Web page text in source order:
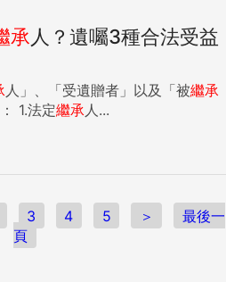
承 人？遺囑3種合法受益
人」、「受遺贈者」以及「被繼承
人生前繼續扶養之人」3種： 1.法定繼承 人...
3 4 5 ＞
最後一
頁